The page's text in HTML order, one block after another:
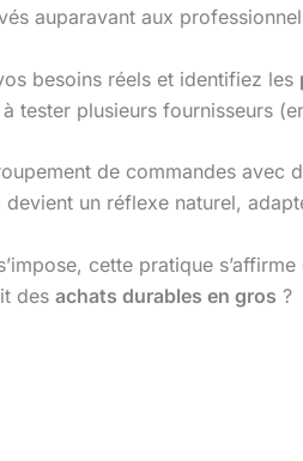
auparavant aux
besoins réels et identifiez les
à tester plusieurs fournisseurs
de commandes avec
devient un réflexe naturel,
cette pratique
des achats durables en gros ?